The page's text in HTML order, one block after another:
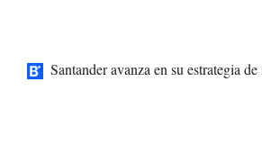
Santander avanza en su estrategia